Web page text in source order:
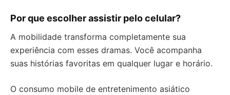
Por que escolher assistir pelo celular?
A mobilidade transforma completamente sua
experiência com esses dramas. Você acompanha
suas histórias favoritas em qualquer lugar e horário.
O consumo mobile de entretenimento asiático